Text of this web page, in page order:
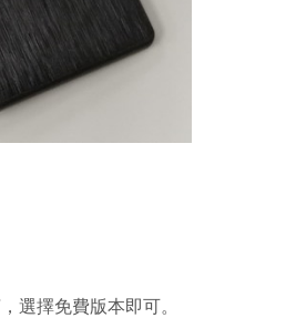
選擇免費版本即可。